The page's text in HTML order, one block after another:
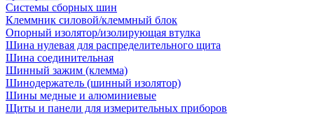
Системы сборных шин
Клеммник силовой/клеммный блок
Опорный изолятор/изолирующая втулка
Шина нулевая для распределительного щита
Шина соединительная
Шинный зажим (клемма)
Шинодержатель (шинный изолятор)
Шины медные и алюминиевые
Щиты и панели для измерительных приборов